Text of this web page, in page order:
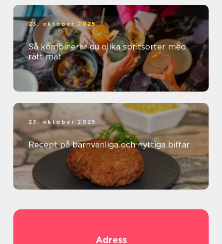
23. oktober 2025
Så kombinerar du olika spritsorter med
rätt mat
23. oktober 2025
Recept på barnvänliga och nyttiga biffar
Adress